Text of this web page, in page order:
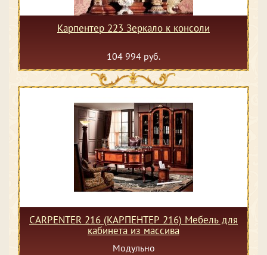
Карпентер 223 Зеркало к консоли
104 994 руб.
CARPENTER 216 (КАРПЕНТЕР 216) Мебель для
кабинета из массива
Модульно